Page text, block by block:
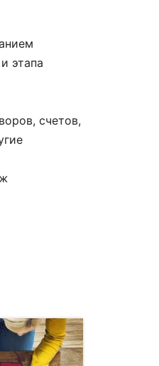
этапа
счетов,